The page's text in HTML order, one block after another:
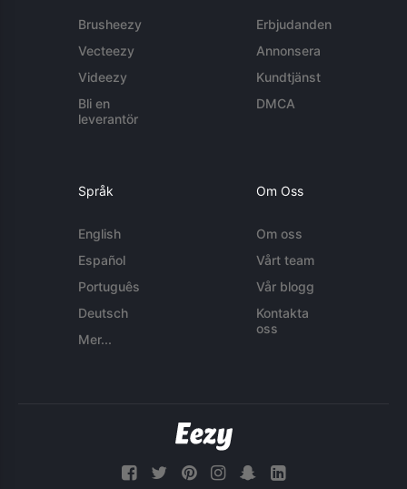
Brusheezy
Vecteezy
Videezy
Bli en
leverantör
Erbjudanden
Annonsera
Kundtjänst
DMCA
Språk
English
Español
Português
Deutsch
Mer...
Om Oss
Om oss
Vårt team
Vår blogg
Kontakta
oss